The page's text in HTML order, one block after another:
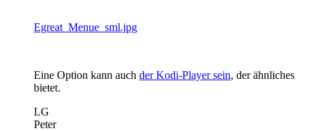
Egreat_Menue_sml.jpg
Eine Option kann auch der Kodi-Player sein, der ähnliches
bietet.
LG
Peter